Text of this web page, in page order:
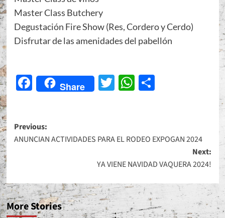
Master Class Butchery
Degustación Fire Show (Res, Cordero y Cerdo)
Disfrutar de las amenidades del pabellón
Facebook
Share Twitter
WhatsApp
Share
Post
navigation
Previous:
ANUNCIAN ACTIVIDADES PARA EL RODEO EXPOGAN 2024
Next:
YA VIENE NAVIDAD VAQUERA 2024!
More Stories